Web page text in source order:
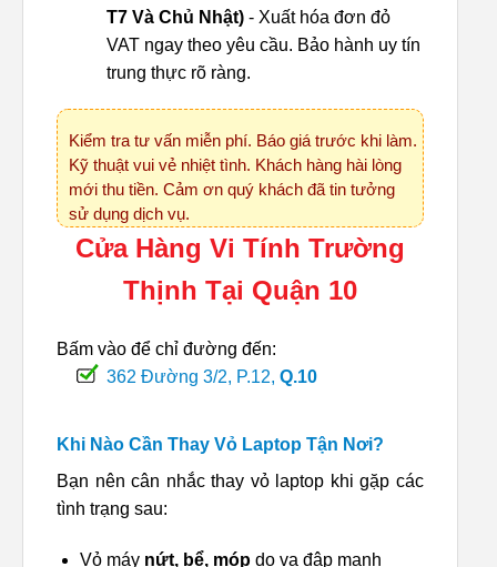
T7 Và Chủ Nhật) - Xuất hóa đơn đỏ
VAT ngay theo yêu cầu. Bảo hành uy tín
trung thực rõ ràng.
Kiểm tra tư vấn miễn phí. Báo giá trước khi làm.
Kỹ thuật vui vẻ nhiệt tình. Khách hàng hài lòng
mới thu tiền. Cảm ơn quý khách đã tin tưởng
sử dụng dịch vụ.
Cửa Hàng Vi Tính Trường
Thịnh Tại Quận 10
Bấm vào để chỉ đường đến:
362 Đường 3/2, P.12, Q.10
Khi Nào Cần Thay Vỏ Laptop Tận Nơi?
Bạn nên cân nhắc thay vỏ laptop khi gặp các
tình trạng sau:
Vỏ máy nứt, bể, mópdo va đập mạnh